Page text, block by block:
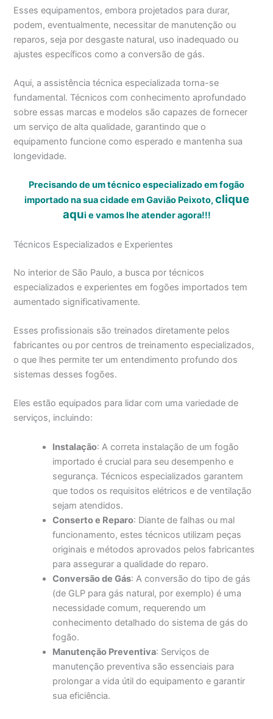
Esses equipamentos, embora projetados para durar,
podem, eventualmente, necessitar de manutenção ou
reparos, seja por desgaste natural, uso inadequado ou
ajustes específicos como a conversão de gás.
Aqui, a assistência técnica especializada torna-se
fundamental. Técnicos com conhecimento aprofundado
sobre essas marcas e modelos são capazes de fornecer
um serviço de alta qualidade, garantindo que o
equipamento funcione como esperado e mantenha sua
longevidade.
Precisando de um técnico especializado em fogão
importado na sua cidade em Gavião Peixoto,clique
aqui e vamos lhe atender agora!!!
Técnicos Especializados e Experientes
No interior de São Paulo, a busca por técnicos
especializados e experientes em fogões importados tem
aumentado significativamente.
Esses profissionais são treinados diretamente pelos
fabricantes ou por centros de treinamento especializados,
o que lhes permite ter um entendimento profundo dos
sistemas desses fogões.
Eles estão equipados para lidar com uma variedade de
serviços, incluindo:
Instalação: A correta instalação de um fogão
importado é crucial para seu desempenho e
segurança. Técnicos especializados garantem
que todos os requisitos elétricos e de ventilação
sejam atendidos.
Conserto e Reparo: Diante de falhas ou mal
funcionamento, estes técnicos utilizam peças
originais e métodos aprovados pelos fabricantes
para assegurar a qualidade do reparo.
Conversão de Gás: A conversão do tipo de gás
(de GLP para gás natural, por exemplo) é uma
necessidade comum, requerendo um
conhecimento detalhado do sistema de gás do
fogão.
Manutenção Preventiva: Serviços de
manutenção preventiva são essenciais para
prolongar a vida útil do equipamento e garantir
sua eficiência.